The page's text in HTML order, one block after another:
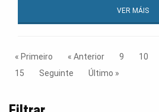
VER MÁIS
« Primeiro « Anterior 9 10
15
Seguinte Último »